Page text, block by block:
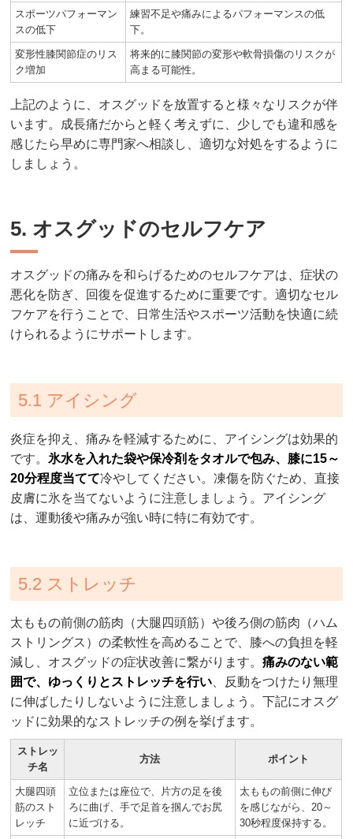
スポーツパフォーマン
スの低下
練習不足や痛みによるパフォーマンスの低
下。
変形性膝関節症のリス
ク増加
将来的に膝関節の変形や軟骨損傷のリスクが
高まる可能性。
上記のように、オスグッドを放置すると様々なリスクが伴
います。成長痛だからと軽く考えずに、少しでも違和感を
感じたら早めに専門家へ相談し、適切な対処をするように
しましょう。
5. オスグッドのセルフケア
オスグッドの痛みを和らげるためのセルフケアは、症状の
悪化を防ぎ、回復を促進するために重要です。適切なセル
フケアを行うことで、日常生活やスポーツ活動を快適に続
けられるようにサポートします。
5.1 アイシング
炎症を抑え、痛みを軽減するために、アイシングは効果的
です。 氷水を入れた袋や保冷剤をタオルで包み、膝に15～
20分程度当てて冷やしてください。凍傷を防ぐため、直接
皮膚に氷を当てないように注意しましょう。アイシング
は、運動後や痛みが強い時に特に有効です。
5.2 ストレッチ
太ももの前側の筋肉（大腿四頭筋）や後ろ側の筋肉（ハム
ストリングス）の柔軟性を高めることで、膝への負担を軽
減し、オスグッドの症状改善に繋がります。痛みのない範
囲で、ゆっくりとストレッチを行い 、反動をつけたり無理
に伸ばしたりしないように注意しましょう。下記にオスグ
ッドに効果的なストレッチの例を挙げます。
ストレッ
チ名
方法 ポイント
大腿四頭
筋のスト
レッチ
立位または座位で、片方の足を後
ろに曲げ、手で足首を掴んでお尻
に近づける。
太ももの前側に伸び
を感じながら、20～
30秒程度保持する。